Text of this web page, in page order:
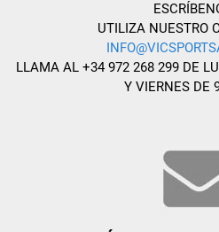
UTILIZA NUESTRO
LLAMA AL +34 972 268 299 DE
Y VIERNES DE